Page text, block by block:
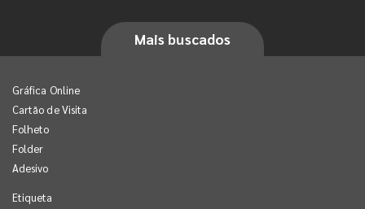
Mais buscados
Gráfica Online
Cartão de Visita
Folheto
Folder
Adesivo
Etiqueta